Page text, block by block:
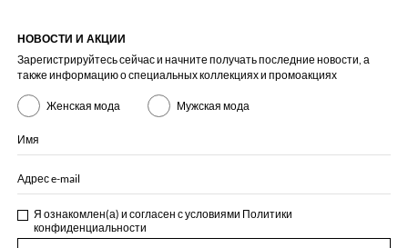
НОВОСТИ И АКЦИИ
Зарегистрируйтесь сейчас и начните получать последние новости, а
также информацию о специальных коллекциях и промоакциях
Женская мода Мужская мода
Имя
Адрес e-mail
Я ознакомлен(а) и согласен с условиями Политики
конфиденциальности